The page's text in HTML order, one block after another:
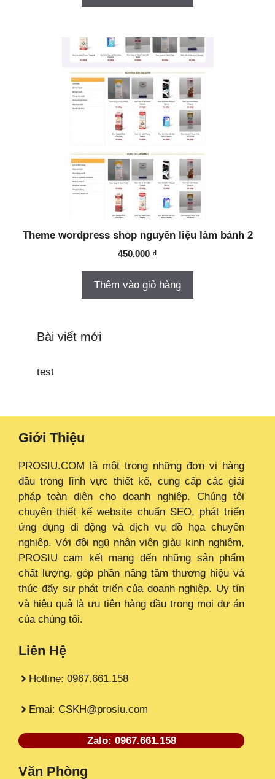
Theme wordpress shop nguyên liệu làm bánh 2
450.000 ₫
Thêm vào giỏ hàng
Bài viết mới
test
Giới Thiệu
PROSIU.COM là một trong những đơn vị hàng
đầu trong lĩnh vực thiết kế, cung cấp các giải
pháp toàn diện cho doanh nghiệp. Chúng tôi
chuyên thiết kế website chuẩn SEO, phát triển
ứng dụng di động và dịch vụ đồ họa chuyên
nghiệp. Với đội ngũ nhân viên giàu kinh nghiệm,
PROSIU cam kết mang đến những sản phẩm
chất lượng, góp phần nâng tầm thương hiệu và
thúc đẩy sự phát triển của doanh nghiệp. Uy tín
và hiệu quả là ưu tiên hàng đầu trong mọi dự án
của chúng tôi.
Liên Hệ
Hotline: 0967.661.158
Emai: CSKH@prosiu.com
Zalo: 0967.661.158
Văn Phòng